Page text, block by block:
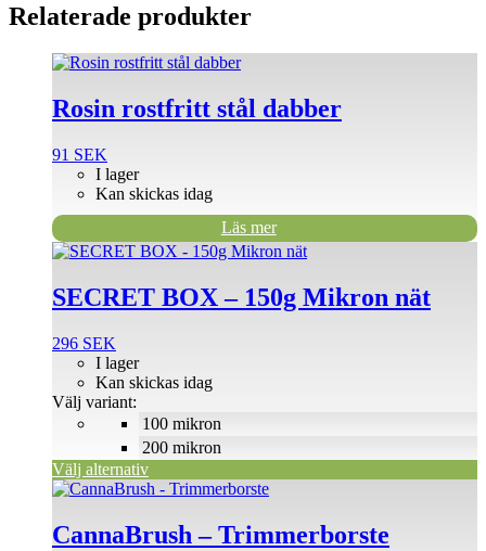
Relaterade produkter
Rosin rostfritt stål dabber
91 SEK
I lager
Kan skickas idag
Läs mer
SECRET BOX – 150g Mikron nät
296 SEK
100 mikron
200 mikron
I lager
Kan skickas idag
Välj variant:
Välj alternativ
Den
produkten
har
varianter.
olika
alternativen
på
produktsidan
CannaBrush – Trimmerborste